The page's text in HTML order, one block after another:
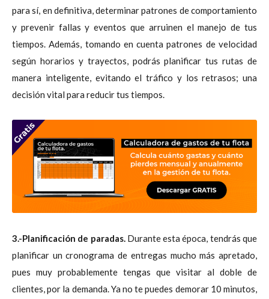
para sí, en definitiva, determinar patrones de comportamiento
y prevenir fallas y eventos que arruinen el manejo de tus
tiempos. Además, tomando en cuenta patrones de velocidad
según horarios y trayectos, podrás planificar tus rutas de
manera inteligente, evitando el tráfico y los retrasos; una
decisión vital para reducir tus tiempos.
3.-Planificación de paradas.Durante esta época, tendrás que
planificar un cronograma de entregas mucho más apretado,
pues muy probablemente tengas que visitar al doble de
clientes, por la demanda. Ya no te puedes demorar 10 minutos,